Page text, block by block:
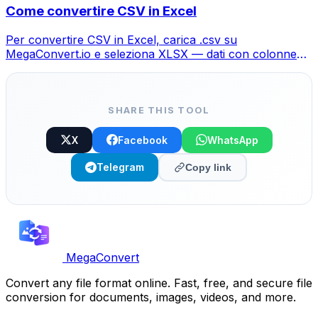
Come convertire CSV in Excel
Per convertire CSV in Excel, carica .csv su
MegaConvert.io e seleziona XLSX — dati con colonne
SHARE THIS TOOL
X Facebook WhatsApp
Telegram Copy link
MegaConvert
Convert any file format online. Fast, free, and secure file
conversion for documents, images, videos, and more.